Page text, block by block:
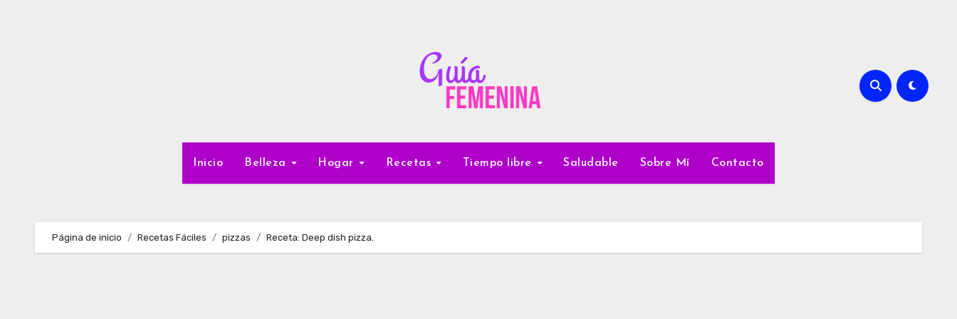
Inicio Belleza Hogar Recetas Tiempo libre Saludable Sobre Mí Contacto
Página de inicio Recetas Fáciles pizzas Receta: Deep dish pizza.